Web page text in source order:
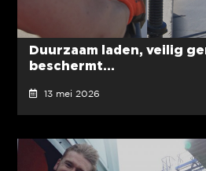
Duurzaam laden, veilig
beschermt...
13 mei 2026